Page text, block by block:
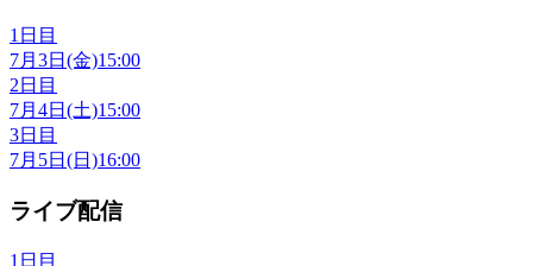
1日目
7月3日(金)15:00
2日目
7月4日(土)15:00
3日目
7月5日(日)16:00
ライブ配信
1日目